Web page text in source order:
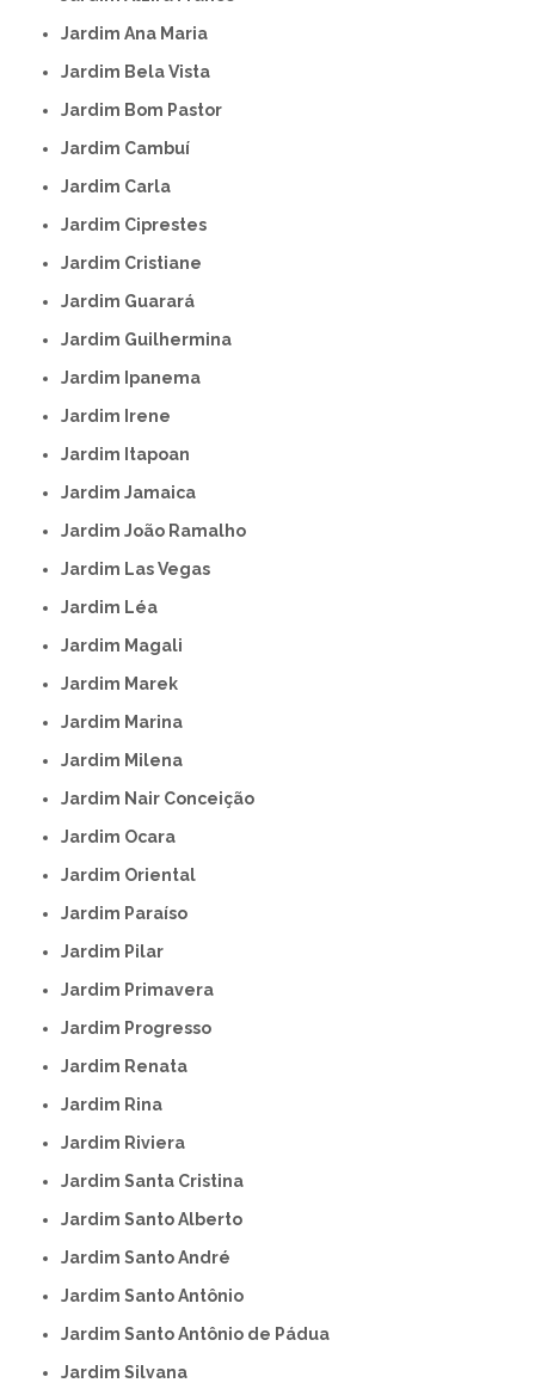
Jardim Ana Maria
Jardim Bela Vista
Jardim Bom Pastor
Jardim Cambuí
Jardim Carla
Jardim Ciprestes
Jardim Cristiane
Jardim Guarará
Jardim Guilhermina
Jardim Ipanema
Jardim Irene
Jardim Itapoan
Jardim Jamaica
Jardim João Ramalho
Jardim Las Vegas
Jardim Léa
Jardim Magali
Jardim Marek
Jardim Marina
Jardim Milena
Jardim Nair Conceição
Jardim Ocara
Jardim Oriental
Jardim Paraíso
Jardim Pilar
Jardim Primavera
Jardim Progresso
Jardim Renata
Jardim Rina
Jardim Riviera
Jardim Santa Cristina
Jardim Santo Alberto
Jardim Santo André
Jardim Santo Antônio
Jardim Santo Antônio de Pádua
Jardim Silvana